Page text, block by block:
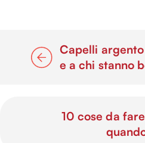
Capelli
e a chi stanno
10 cose da